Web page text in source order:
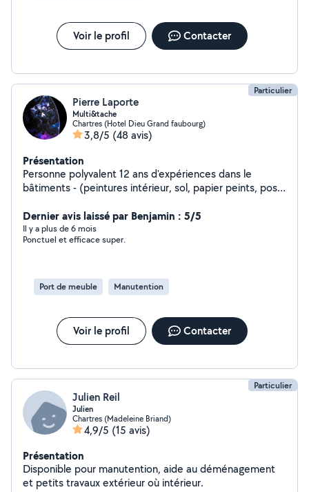
Voir le profil Contacter
Particulier
Pierre Laporte
Multi&tache
Chartres (Hotel Dieu Grand faubourg)
3,8/5 (48 avis)
Présentation
Personne polyvalent 12 ans d'expériences dans le
bâtiments - (peintures intérieur, sol, papier peints, pose
transformation de pièces Déménagement-
Terrassement-jardinages - plaquiste et j'en passe.
Possibilité de ce déplacer Respectueux honnête
Hésitez pas à venir en privée pour toute questions
Dernier avis laissé par Benjamin : 5/5
Il y a plus de 6 mois
Ponctuel et efficace super.
Port de meuble Manutention
Voir le profil Contacter
Particulier
Julien Reil
Julien
Chartres (Madeleine Briand)
4,9/5 (15 avis)
Présentation
Disponible pour manutention, aide au déménagement
et petits travaux extérieur où intérieur.